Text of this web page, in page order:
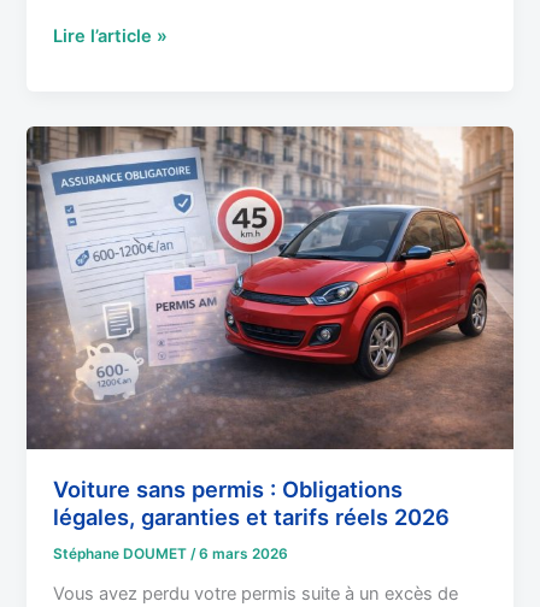
Lire l’article »
Voiture sans permis : Obligations
légales, garanties et tarifs réels 2026
Stéphane DOUMET/6 mars 2026
Vous avez perdu votre permis suite à un excès de
Voiture
sans
permis
Obligations
légales,
garanties
et
tarifs
réels
2026